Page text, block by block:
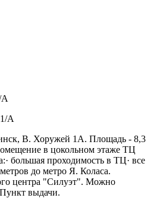
А
А
В. Хоружей 1А. Площадь - 8,3
в цокольном этаже ТЦ
большая проходимость в ТЦ· все
до метро Я. Коласа.
центра "Силуэт". Можно
выдачи.